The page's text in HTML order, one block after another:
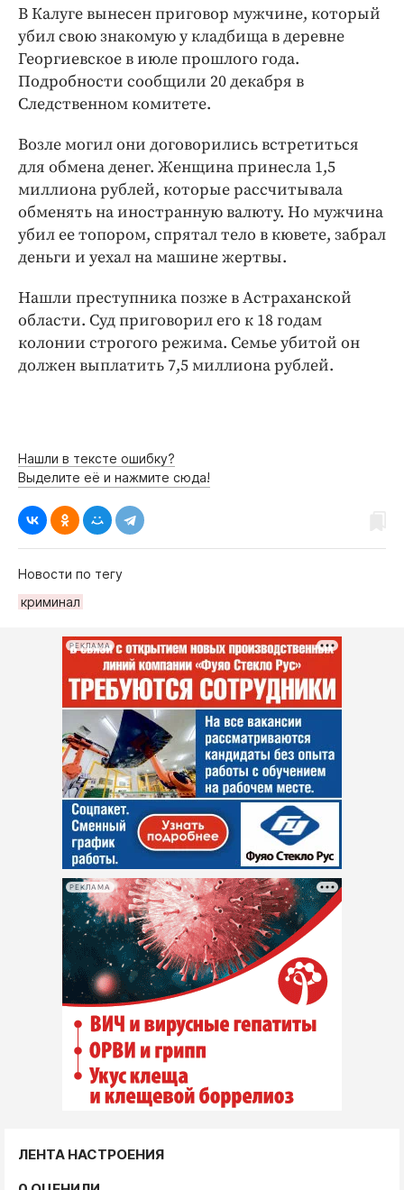
Клиника года
Бренд года
Работодатель года
В Калуге вынесен приговор мужчине, который
убил свою знакомую у кладбища в деревне
Георгиевское в июле прошлого года.
Подробности сообщили 20 декабря в
Следственном комитете.
Возле могил они договорились встретиться
для обмена денег. Женщина принесла 1,5
миллиона рублей, которые рассчитывала
обменять на иностранную валюту. Но мужчина
убил ее топором, спрятал тело в кювете, забрал
деньги и уехал на машине жертвы.
Нашли преступника позже в Астраханской
области. Суд приговорил его к 18 годам
колонии строгого режима. Семье убитой он
должен выплатить 7,5 миллиона рублей.
Нашли в тексте ошибку?
Выделите её и нажмите сюда!
Новости по тегу
криминал
РЕКЛАМА
РЕКЛАМА
ЛЕНТА НАСТРОЕНИЯ